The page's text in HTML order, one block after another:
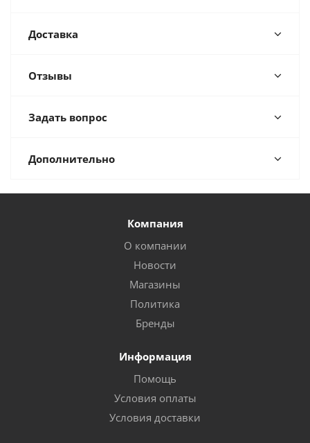
Доставка
Отзывы
Задать вопрос
Дополнительно
Компания
О компании
Новости
Магазины
Политика
Бренды
Информация
Помощь
Условия оплаты
Условия доставки